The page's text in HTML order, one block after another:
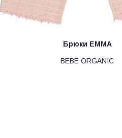
Брюки EMMA
BEBE ORGANIC